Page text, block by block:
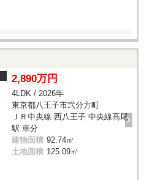
2,890万円
4LDK / 2026年
東京都八王子市弐分方町
ＪＲ中央線 西八王子 中央線高尾
駅 車分
建物面積 92.74㎡
土地面積 125.09㎡